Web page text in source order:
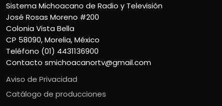
Sistema Michoacano de Radio y Televisión
José Rosas Moreno #200
Colonia Vista Bella
CP 58090, Morelia, México
Teléfono (01) 4431136900
Contacto smichoacanortv@gmail.com
Aviso de Privacidad
Catálogo de producciones